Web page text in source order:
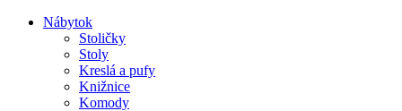
Nábytok
Stoličky
Stoly
Kreslá a pufy
Knižnice
Komody